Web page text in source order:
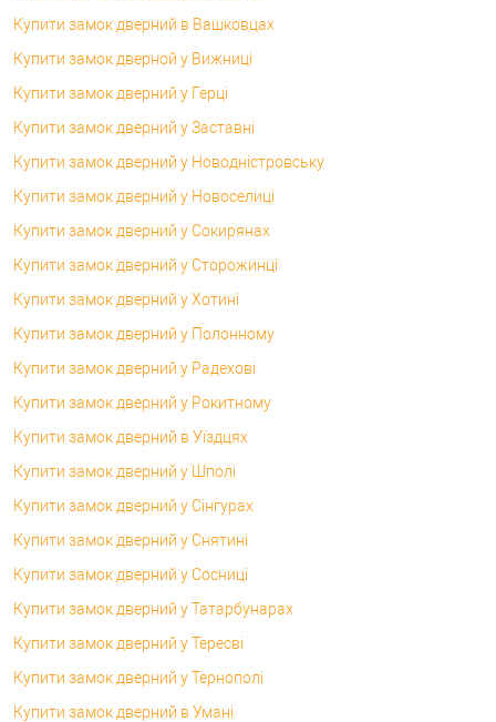
Купити замок дверний в Вашковцах
Купити замок дверной у Вижниці
Купити замок дверний у Герці
Купити замок дверний у Заставні
Купити замок дверний у Новодністровську
Купити замок дверний у Новоселиці
Купити замок дверний у Сокирянах
Купити замок дверний у Сторожинці
Купити замок дверний у Хотині
Купити замок дверний у Полонному
Купити замок дверний у Радехові
Купити замок дверний у Рокитному
Купити замок дверний в Уїздцях
Купити замок дверний у Шполі
Купити замок дверний у Сінгурах
Купити замок дверний у Снятині
Купити замок дверний у Сосниці
Купити замок дверний у Татарбунарах
Купити замок дверний у Тересві
Купити замок дверний у Тернополі
Купити замок дверний в Умані